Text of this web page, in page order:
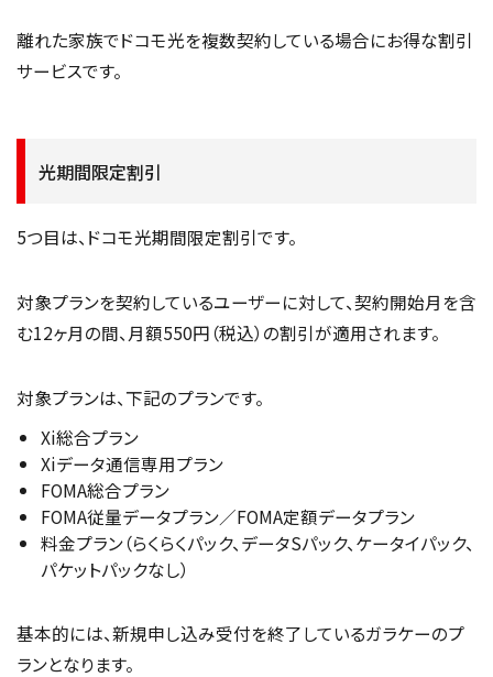
離れた家族でドコモ光を複数契約している場合にお得な割引
サービスです。
光期間限定割引
5つ目は、ドコモ光期間限定割引です。
対象プランを契約しているユーザーに対して、契約開始月を含
む12ヶ月の間、月額550円（税込）の割引が適用されます。
対象プランは、下記のプランです。
Xi総合プラン
Xiデータ通信専用プラン
FOMA総合プラン
FOMA従量データプラン／FOMA定額データプラン
料金プラン（らくらくパック、データSパック、ケータイパック、
パケットパックなし）
基本的には、新規申し込み受付を終了しているガラケーのプ
ランとなります。